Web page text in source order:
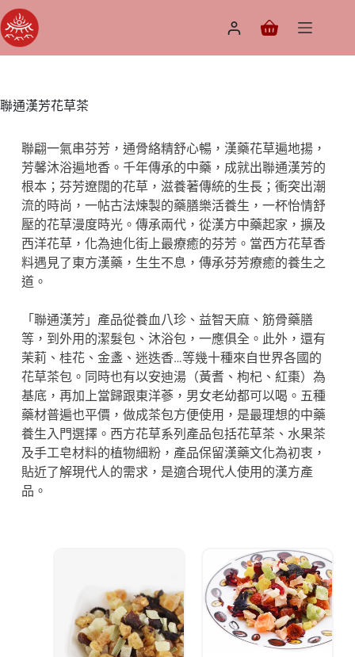
聯通漢芳花草茶
聯翩一氣串芬芳，通骨絡精舒心暢，漢藥花草遍地揚，
芳馨沐浴遍地香。千年傳承的中藥，成就出聯通漢芳的
根本；芬芳遼闊的花草，滋養著傳統的生長；衝突出潮
流的時尚，一帖古法煉製的藥膳樂活養生，一杯怡情舒
壓的花草漫度時光。傳承兩代，從漢方中藥起家，擴及
西洋花草，化為迪化街上最療癒的芬芳。當西方花草香
料遇見了東方漢藥，生生不息，傳承芬芳療癒的養生之
道。
「聯通漢芳」產品從養血八珍、益智天麻、筋骨藥膳
等，到外用的潔髮包、沐浴包，一應俱全。此外，還有
茉莉、桂花、金盞、迷迭香…等幾十種來自世界各國的
花草茶包。同時也有以安迪湯（黃耆、枸杞、紅棗）為
基底，再加上當歸跟東洋蔘，男女老幼都可以喝。五種
藥材普遍也平價，做成茶包方便使用，是最理想的中藥
養生入門選擇。西方花草系列產品包括花草茶、水果茶
及手工皂材料的植物細粉，產品保留漢藥文化為初衷，
貼近了解現代人的需求，是適合現代人使用的漢方產
品。